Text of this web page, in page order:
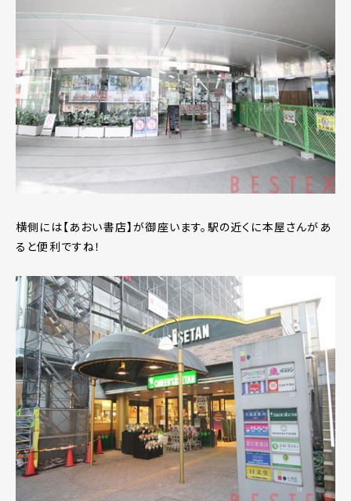
横側には【あおい書店】が御座います。駅の近くに本屋さんがあ
ると便利ですね！